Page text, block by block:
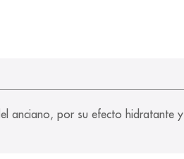
anciano, por su efecto hidratante y